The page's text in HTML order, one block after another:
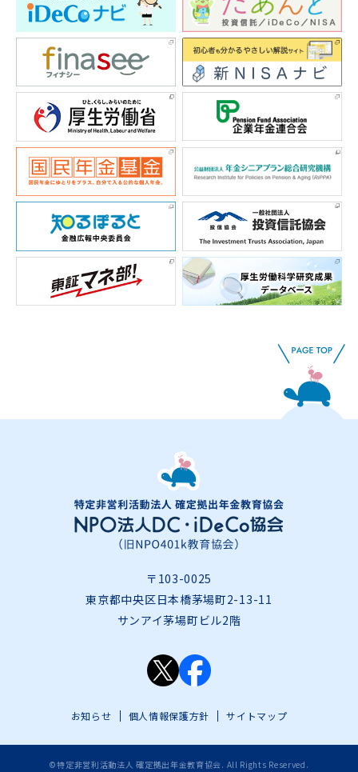
〒103-0025
東京都中央区日本橋茅場町2-13-11
サンアイ茅場町ビル2階
お知らせ 個人情報保護方針 サイトマップ
©特定非営利活動法人 確定拠出年金教育協会. All Rights Reserved.